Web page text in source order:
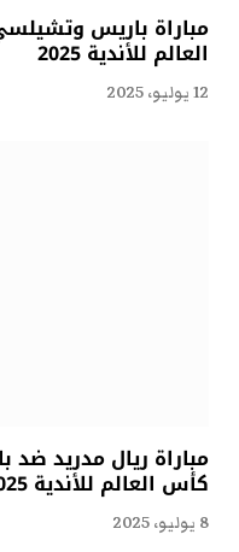
مباراة باريس
العالم للأندية 2025
12 يوليو، 2025
مباراة ريال مدريد
كأس العالم للأندية 2025
8 يوليو، 2025